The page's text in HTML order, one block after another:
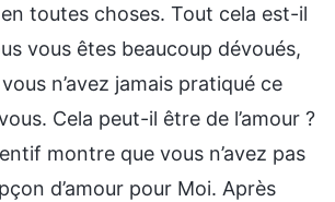
toutes choses. Tout cela est-il
vous êtes beaucoup dévoués,
n’avez jamais pratiqué ce
Cela peut-il être de l’amour ?
montre que vous n’avez pas
d’amour pour Moi. Après